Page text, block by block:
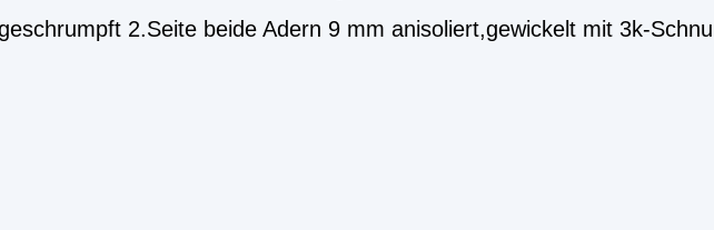
2.Seite beide Adern 9 mm anisoliert,gewickelt mit 3k-